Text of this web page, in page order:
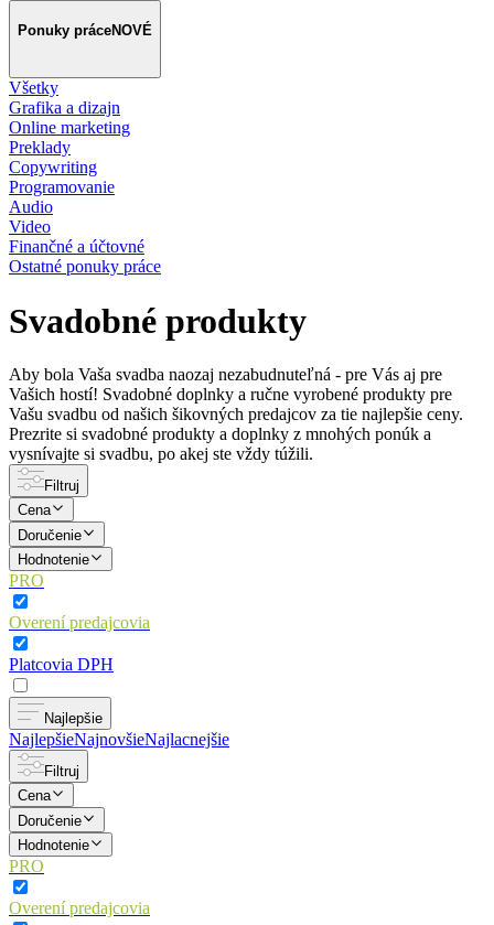
Ponuky práceNOVÉ
Všetky
Grafika a dizajn
Online marketing
Preklady
Copywriting
Programovanie
Audio
Video
Finančné a účtovné
Ostatné ponuky práce
Svadobné produkty
Aby bola Vaša svadba naozaj nezabudnuteľná - pre Vás aj pre
Vašich hostí! Svadobné doplnky a ručne vyrobené produkty pre
Vašu svadbu od našich šikovných predajcov za tie najlepšie ceny.
Prezrite si svadobné produkty a doplnky z mnohých ponúk a
vysnívajte si svadbu, po akej ste vždy túžili.
Filtruj
Cena
Doručenie
Hodnotenie
PRO
Overení predajcovia
Platcovia DPH
Najlepšie
NajlepšieNajnovšieNajlacnejšie
Filtruj
Cena
Doručenie
Hodnotenie
PRO
Overení predajcovia